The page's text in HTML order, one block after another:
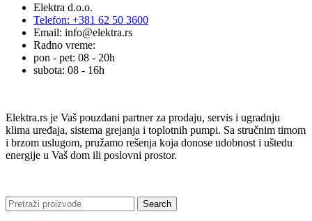
Elektra d.o.o.
Telefon: +381 62 50 3600
Email: info@elektra.rs
Radno vreme:
pon - pet: 08 - 20h
subota: 08 - 16h
Elektra.rs je Vaš pouzdani partner za prodaju, servis i ugradnju
klima uređaja, sistema grejanja i toplotnih pumpi. Sa stručnim timom
i brzom uslugom, pružamo rešenja koja donose udobnost i uštedu
energije u Vaš dom ili poslovni prostor.
Search